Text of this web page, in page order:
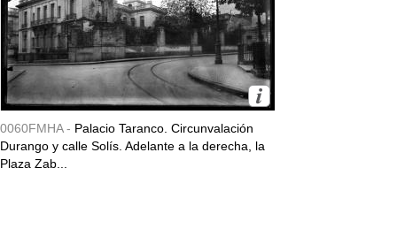
0060FMHA - Palacio Taranco. Circunvalación
Durango y calle Solís. Adelante a la derecha, la
Plaza Zab...